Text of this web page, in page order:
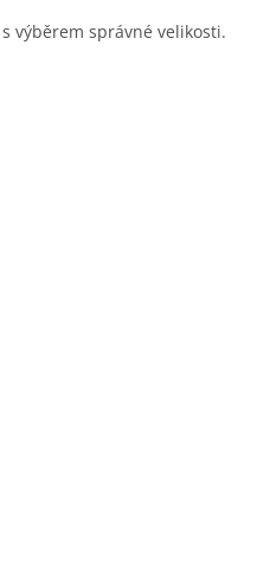
výběrem správné velikosti.